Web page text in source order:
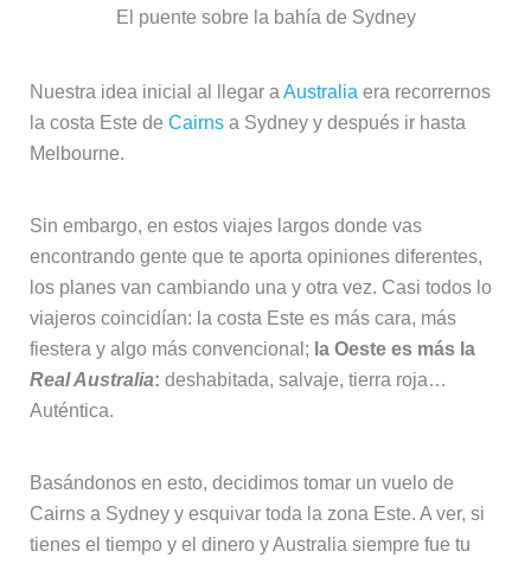
El puente sobre la bahía de Sydney
Nuestra idea inicial al llegar a Australia era recorrernos
la costa Este de Cairnsa Sydney y después ir hasta
Melbourne.
Sin embargo, en estos viajes largos donde vas
encontrando gente que te aporta opiniones diferentes,
los planes van cambiando una y otra vez. Casi todos lo
viajeros coincidían: la costa Este es más cara, más
fiestera y algo más convencional; la Oeste es más la
Real Australia: deshabitada, salvaje, tierra roja…
Auténtica.
Basándonos en esto, decidimos tomar un vuelo de
Cairns a Sydney y esquivar toda la zona Este. A ver, si
tienes el tiempo y el dinero y Australia siempre fue tu